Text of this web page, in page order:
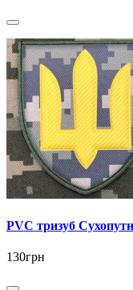
PVC тризуб
130грн